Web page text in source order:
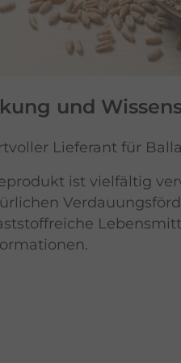
und
Lieferant für
ist vielfältig